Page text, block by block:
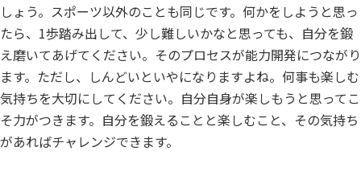
しょう。スポーツ以外のことも同じです。何かをしようと思っ
たら、1歩踏み出して、少し難しいかなと思っても、自分を鍛
え磨いてあげてください。そのプロセスが能力開発につながり
ます。ただし、しんどいといやになりますよね。何事も楽しむ
気持ちを大切にしてください。自分自身が楽しもうと思ってこ
そ力がつきます。自分を鍛えることと楽しむこと、その気持ち
があればチャレンジできます。